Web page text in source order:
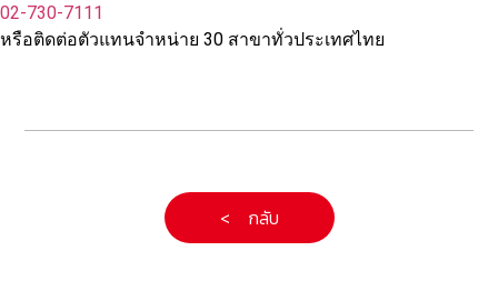
02-730-7111
หรือติดต่อตัวแทนจำหน่าย 30 สาขาทั่วประเทศไทย
< กลับ